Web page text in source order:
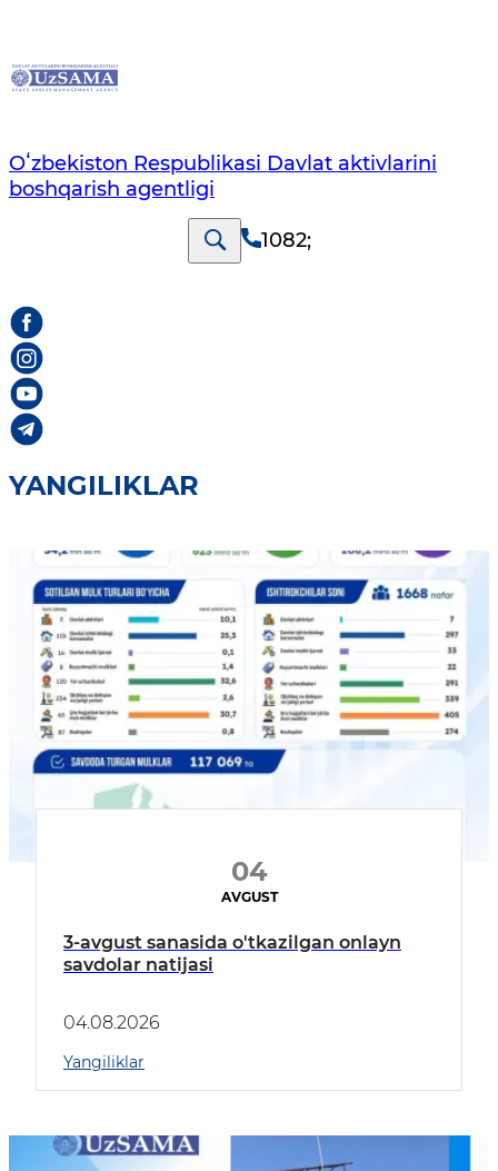
Oʻzbekiston Respublikasi Davlat aktivlarini
boshqarish agentligi
1082;
YANGILIKLAR
04
AVGUST
3-avgust sanasida o'tkazilgan onlayn
savdolar natijasi
04.08.2026
Yangiliklar